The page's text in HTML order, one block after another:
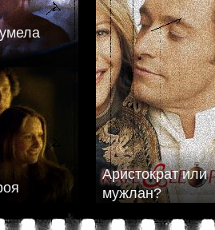
Аристократ или
мужлан?